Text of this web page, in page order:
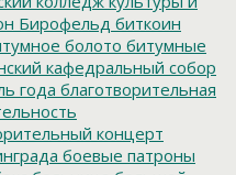
Бирофельд биткоин
болото битумные
кафедральный собор
года благотворительная
концерт
боевые патроны